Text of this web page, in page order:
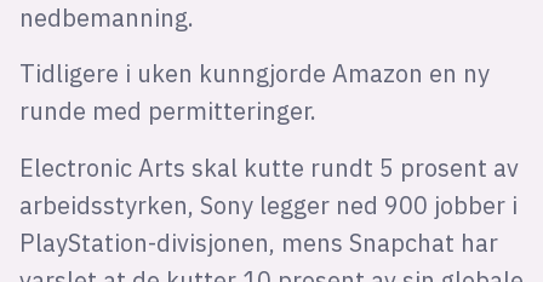
nedbemanning.
Tidligere i uken kunngjorde Amazon en ny
runde med permitteringer.
Electronic Arts skal kutte rundt 5 prosent av
arbeidsstyrken, Sony legger ned 900 jobber i
PlayStation-divisjonen, mens Snapchat har